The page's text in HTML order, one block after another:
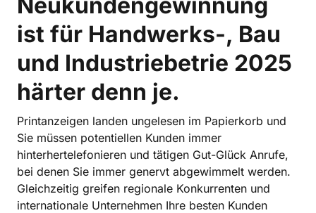
ist für Handwerks-, Bau
und Industriebetrie 2025
härter denn je.
Printanzeigen landen ungelesen im Papierkorb und
Sie müssen potentiellen Kunden immer
hinterhertelefonieren und tätigen Gut-Glück Anrufe,
bei denen Sie immer genervt abgewimmelt werden.
Gleichzeitig greifen regionale Konkurrenten und
internationale Unternehmen Ihre besten Kunden